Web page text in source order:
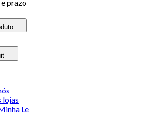
prazo
lojas
Le